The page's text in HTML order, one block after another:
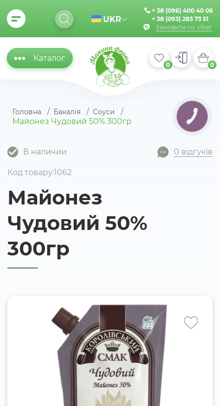
UKR
+ 38 (096) 400 40 06
+ 38 (093) 283 73 51
Замовити по Viber
Каталог
0 0
Головна Бакалія Соуси
Майонез Чудовий 50% 300гр
Код товару:1062
Майонез
Чудовий 50%
300гр
В наличии 0 відгуків
КНОПКА
ЗВ'ЯЗКУ